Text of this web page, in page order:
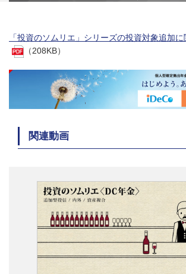
「投資のソムリエ」シリーズの投資対象追加
（208KB）
関連動画